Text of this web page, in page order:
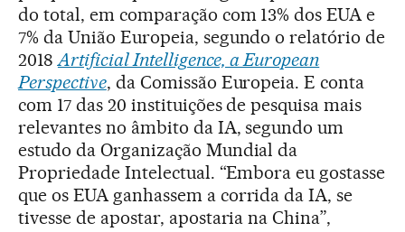
do total, em comparação com 13% dos EUA e
7% da União Europeia, segundo o relatório de
2018Artificial Intelligence, a European
Perspective, da Comissão Europeia. E conta
com 17 das 20 instituições de pesquisa mais
relevantes no âmbito da IA, segundo um
estudo da Organização Mundial da
Propriedade Intelectual. “Embora eu gostasse
que os EUA ganhassem a corrida da IA, se
tivesse de apostar, apostaria na China”,